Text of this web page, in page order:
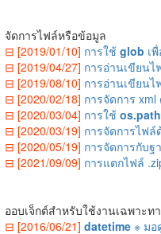
จัดการไฟล์หรือข้อมูล
⊟ [2019/01/10] การใช้ glob เ
⊟ [2019/04/27] การอ่านเขียน
⊟ [2019/08/10] การอ่านเขียน
⊟ [2020/02/18] การจัดการ xml
⊟ [2020/03/04] การใช้ os.path
⊟ [2020/03/19] การจัดการไฟล์
⊟ [2020/05/19] การจัดการกับ
⊟ [2021/09/09] การแตกไฟล์
ออบเจ็กต์สำหรับใช้งานเฉพาะท
⊟ [2016/06/21] datetime ※ มอ